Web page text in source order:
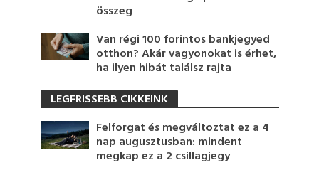
összeg
Van régi 100 forintos bankjegyed
otthon? Akár vagyonokat is érhet,
ha ilyen hibát találsz rajta
LEGFRISSEBB CIKKEINK
Felforgat és megváltoztat ez a 4
nap augusztusban: mindent
megkap ez a 2 csillagjegy